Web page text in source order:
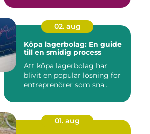
02. aug
Köpa lagerbolag: En guide
till en smidig process
Att köpa lagerbolag har
blivit en populär lösning för
entreprenörer som sna...
01. aug